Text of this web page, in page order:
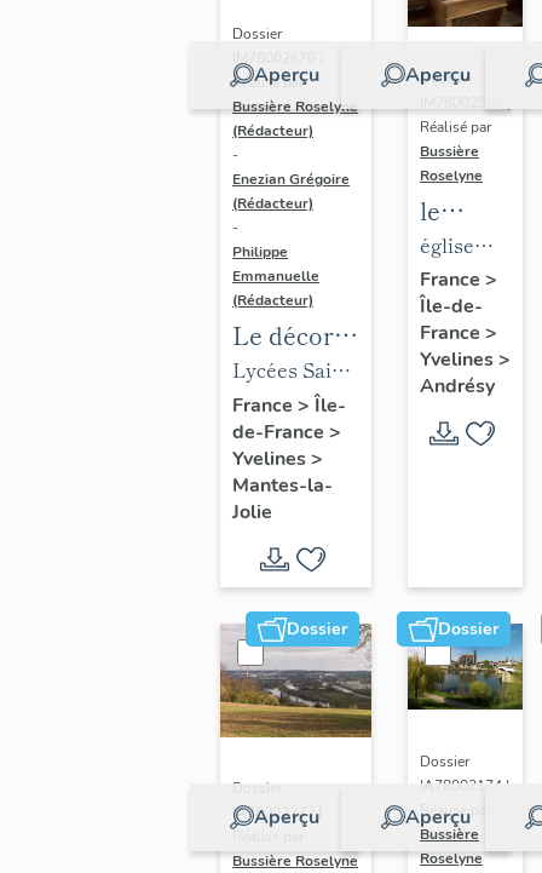
Aperçu
Dossier
IM78002670 |
Réalisé par
Bussière Roselyne
(Rédacteur)
-
Enezian Grégoire
(Rédacteur)
-
Philippe
Emmanuelle
(Rédacteur)
Le décor
des lycées
de Mantes
Lycées Saint-
Exupéry et
Jean Rostand
France > Île-
de-France >
Yvelines>
Mantes-la-
Jolie
Aperçu
Dossier
Réalisé par
Bussière
Roselyne
le
mobilier
de
l'église
Saint-
Germain-
de-
Paris
église
paroissiale
Saint-
Germain
France >
Île-de-
France >
Yvelines>
Andrésy
Dossier
Aperçu
Dossier
IA78002272 |
Bussière Roselyne
Dossier
Aperçu
Dossier
IA78002174 |
Réalisé par
Bussière
Roselyne